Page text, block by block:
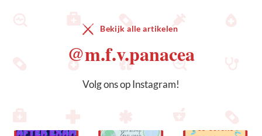
Bekijk alle artikelen
@m.f.v.panacea
Volg ons op Instagram!